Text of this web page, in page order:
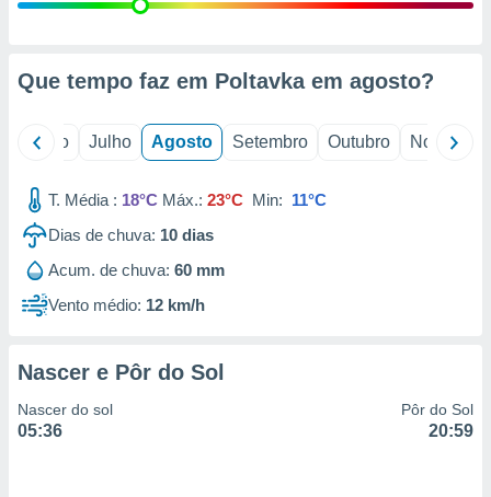
através
estudos
de
Que tempo faz em Poltavka em agosto?
Junho Julho Agosto Setembro Outubro Novembro
T. Média : 18°C Máx.: 23°C Min: 11°C
Dias de chuva: 10 dias
Acum. de chuva: 60 mm
Vento médio: 12 km/h
Nascer e Pôr do Sol
Nascer do sol
05:36
Pôr do Sol
20:59